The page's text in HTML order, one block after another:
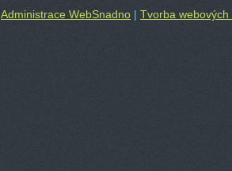
Administrace WebSnadno | Tvorba